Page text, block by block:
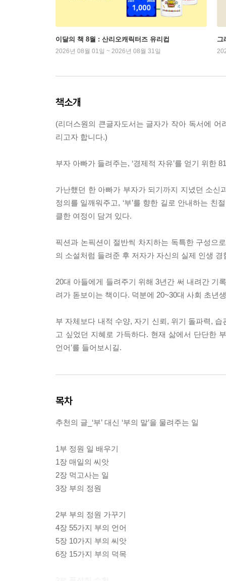
이달의 책 8월 : 산리오캐릭터즈 유리컵
2026년 08월 01일 ~ 2026년 08월 31일
그
책소개
(리더스원의 큰글자도서는 글자가 작아 독서에
리고자 합니다.)
부자 아빠가 들려주는, ‘경제적 자유’를 얻기 위한
가난했던 한 아빠가 부자가 되기까지 지녔던 소신
정의를 일깨워주고, ‘부’를 향한 길로 안내하는 친
클한 여정이 담겨 있다.
픽션과 논픽션이 절반씩 차지하는 독특한 구성으
의 소설처럼 들려준 후 저자가 자신의 실제 인생
20대 아들에게 들려주기 위해 3년간 써 내려간 기
려가 돋보이는 책이다. 덕분에 20~30대 사회 초년
부 자체보다 내적 수양, 자기 신뢰, 위기 돌파력,
고 싶었던 지혜로 가득하다. 현재 삶에서 단단한
언어’를 들어보시길.
목차
추천의 글_‘부’ 대신 ‘부의 말’을 물려주는 일
1부 정원 일 배우기
1장 매일의 씨앗
2장 먹고사는 일
3장 부의 정원
2부 부의 정원 가꾸기
4장 55가지 부의 언어
5장 10가지 부의 씨앗
6장 15가지 부의 덕목